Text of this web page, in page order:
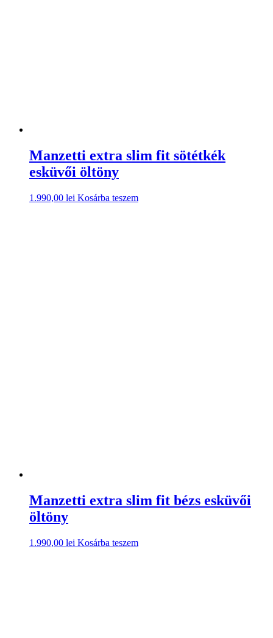
Manzetti extra slim fit sötétkék
esküvői öltöny
1.990,00 lei Kosárba teszem
Manzetti extra slim fit bézs esküvői
öltöny
1.990,00 lei Kosárba teszem